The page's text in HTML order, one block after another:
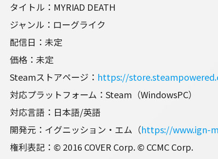
タイトル：MYRIAD DEATH
ジャンル：ローグライク
配信日：未定
価格：未定
Steamストアページ： https://
対応プラットフォーム：Steam（WindowsPC）
対応言語：日本語/英語
開発元：イグニッション・エム（https://www.ign-
権利表記：© 2016 COVER Corp. © CCMC Corp.